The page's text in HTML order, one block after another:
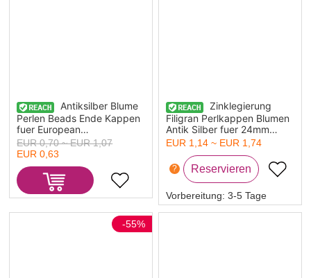
Antiksilber Blume
Perlen Beads Ende Kappen
fuer European
1x3mm.Verkauft eine
Packung mit 500
EUR 0,70 ~ EUR 1,07
EUR 0,63
Zinklegierung
Filigran Perlkappen Blumen
Antik Silber fuer 24mm
Perlen 18mm x 18mm 50
Stueck
EUR 1,14 ~ EUR 1,74
?
Vorbereitung: 3-5 Tage
-55%